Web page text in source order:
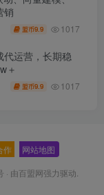
销
盟币9.9 1017
代运营，长期稳
＋
盟币9.9 1017
作 网站地图
· 由百盟网强力驱动.